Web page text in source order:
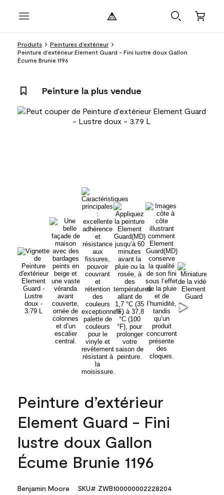
Produits
Peintures d’extérieur
Peinture d’extérieur Element Guard - Fini lustre doux Gallon
Écume Brunie 1196
Peinture la plus vendue
Peinture d’extérieur
Element Guard - Fini
lustre doux Gallon
Écume Brunie 1196
Benjamin Moore SKU# ZWB100000002228204